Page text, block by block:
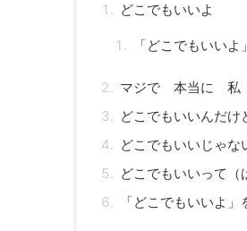
どこでもいいよ
「どこでもいい
マジで 本当に 私
どこでもいいんだけ
どこでもいいじゃな
どこでもいいって（
「どこでもいいよ